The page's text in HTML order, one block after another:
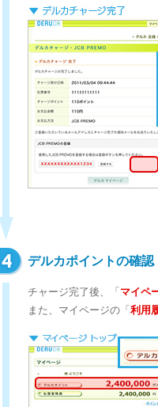
デルカポイントの確認
チャージ完了後、「 マイペ
また、マイページの「 利用